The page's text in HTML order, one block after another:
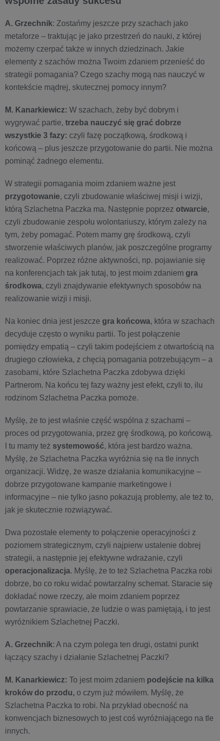
A. Grzechnik: Zostańmy jeszcze przy szachach jako
metaforze – traktując je jako przestrzeń do nauki, z której
możemy czerpać także w innych dziedzinach. Jakie
elementy z szachów można Twoim zdaniem przenieść do
strategii pomagania? Czego szachy mogą nas nauczyć w
kontekście mądrej, skutecznej pomocy innym?
M. Kanarkiewicz: W szachach, żeby być dobrym i
wygrywać partie, trzeba nauczyć się grać dobrze
wszystkie 3 fazy: czyli fazę początkową, środkową i
końcową – plus jeszcze przygotowanie do partii. Nie można
pominąć żadnego elementu.
W strategii pomagania moim zdaniem ważne jest
przygotowanie, czyli zbudowanie właściwej misji i wizji,
którą Szlachetna Paczka ma. Następnie poprzez otwarcie,
czyli zbudowanie zespołu wolontariuszy, którym zależy na
tym, żeby pomagać. Potem mamy grę środkową, czyli
stworzenie właściwych planów, jak poszczególne programy
realizować. Poprzez różne aktywności, np. pojawianie się
na konferencjach tak jak tutaj, to jest moim zdaniem gra
środkowa, czyli znajdywanie efektywnych sposobów na
realizowanie wizji i misji.
Na koniec dnia jest jeszcze gra końcowa, która w szachach
decyduje często o wyniku partii. To jest połączenie
pomiędzy empatią – czyli takim podejściem z otwartością na
drugiego człowieka, z chęcią pomagania potrzebującym – a
zasobami, które Szlachetna Paczka zdobywa dzięki
Partnerom. Na końcu tej fazy ważny jest efekt, czyli to, ilu
rodzinom Szlachetna Paczka pomoże.
Myślę, że to jest właśnie część wspólna z szachami –
proces od przygotowania, przez grę środkową, po końcową.
I tu mamy też systemowość, która jest bardzo ważna.
Myślę, że Szlachetna Paczka wyróżnia się na tle innych
organizacji. Widzę, że wasze działania komunikacyjne –
dobrze przygotowane kampanie marketingowe i
informacyjne – nie tylko jasno pokazują problemy, ale też to,
jak je skutecznie rozwiązywać.
Dwa pozostałe elementy to połączenie operacyjności z
poziomem strategicznym, czyli najpierw ustalenie dobrej
strategii, a następnie jej efektywne wdrażanie, czyli
operacjonalizacja. Myślę, że to też Szlachetna Paczka robi
dobrze, bo co roku widać powtarzalny schemat. Staracie się
dokładać nowe rzeczy, ale moim zdaniem poprzez
powtarzanie sprawiacie, że ludzie o was pamiętają, i to jest
wyróżnikiem Szlachetnej Paczki.
A. Grzechnik: A na czym polega ten drugi, ostatni punkt
łączący szachy i działanie Szlachetnej Paczki?
M. Kanarkiewicz: To jest moim zdaniem podejście na kilka
kroków do przodu, o czym już mówiłem. Myślę, że
Szlachetna Paczka to robi. Na przykład obecność na
konwencjach biznesowych to jest coś wyróżniającego na tle
innych.